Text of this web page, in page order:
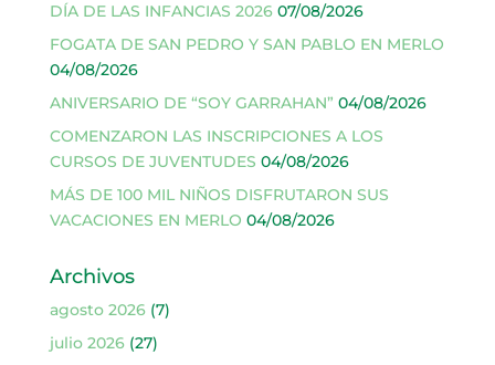
DÍA DE LAS INFANCIAS 2026 07/08/2026
FOGATA DE SAN PEDRO Y SAN PABLO EN MERLO
04/08/2026
ANIVERSARIO DE “SOY GARRAHAN” 04/08/2026
COMENZARON LAS INSCRIPCIONES A LOS
CURSOS DE JUVENTUDES 04/08/2026
MÁS DE 100 MIL NIÑOS DISFRUTARON SUS
VACACIONES EN MERLO 04/08/2026
Archivos
agosto 2026(7)
julio 2026(27)